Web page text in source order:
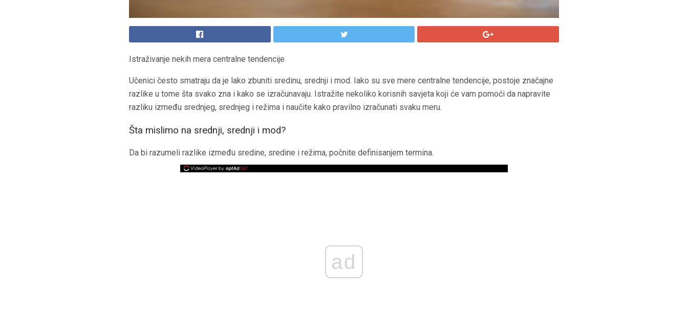
Istraživanje nekih mera centralne tendencije
Učenici često smatraju da je lako zbuniti sredinu, srednji i mod. Iako su sve mere centralne tendencije, postoje značajne
razlike u tome šta svako zna i kako se izračunavaju. Istražite nekoliko korisnih savjeta koji će vam pomoći da napravite
razliku između srednjeg, srednjeg i režima i naučite kako pravilno izračunati svaku meru.
Šta mislimo na srednji, srednji i mod?
Da bi razumeli razlike između sredine, sredine i režima, počnite definisanjem termina.
ad